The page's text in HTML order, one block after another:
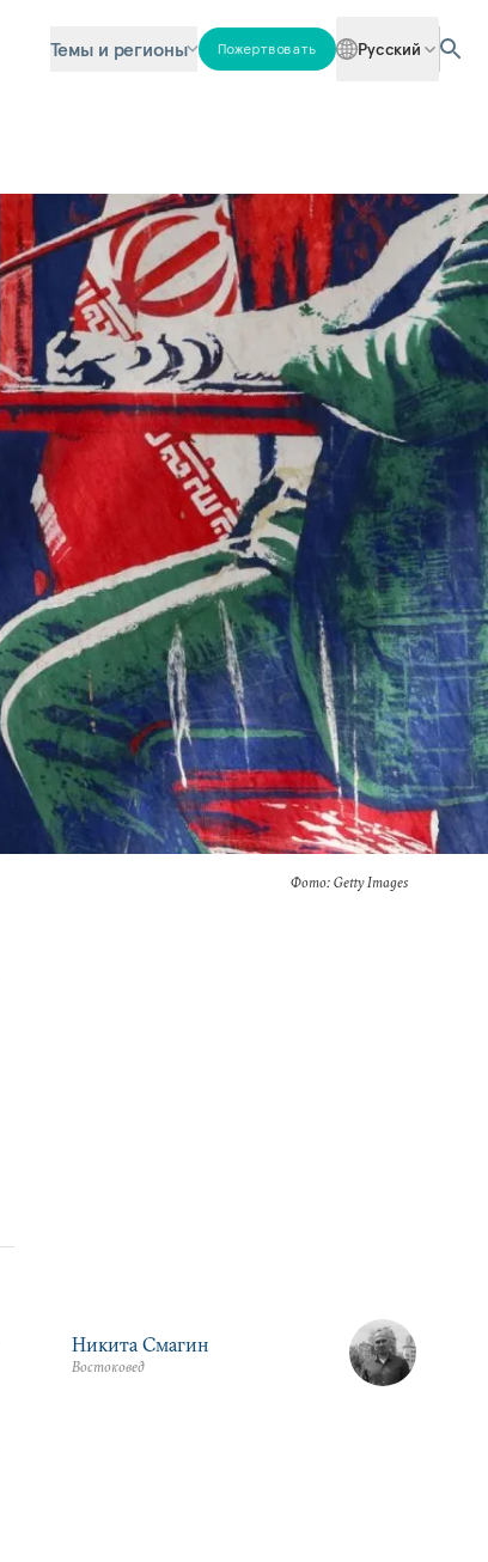
Темы и регионы Пожертвовать Русский
Фото: Getty Images
Никита Смагин
Востоковед